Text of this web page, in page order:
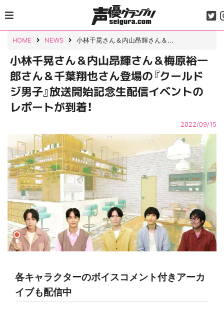
to
content
HOME NEWS 小林千晃さん＆内山昂輝さん＆...
小林千晃さん＆内山昂輝さん＆梅原裕一
郎さん＆千葉翔也さん登場の『クールド
ジ男子』放送開始記念生配信イベントの
レポートが到着！
2022/09/15
各キャラクターのボイスコメント付きアーカ
イブも配信中